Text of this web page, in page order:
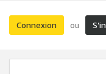
Connexion ou